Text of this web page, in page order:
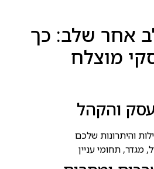
אחר שלב: כך
מוצלח
והיתרונות שלכם
מגדר, תחומי עניין